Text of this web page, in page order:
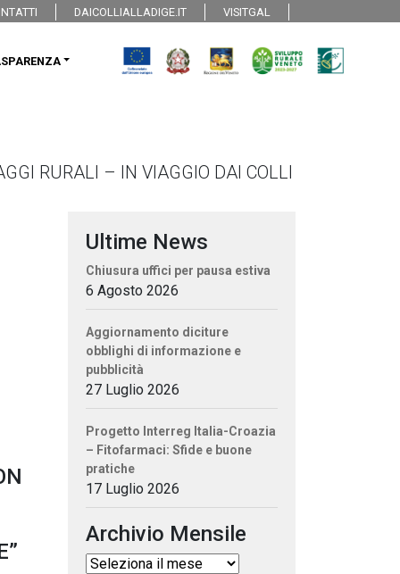
DAICOLLIALLADIGE.IT VISITGAL
RURALI – IN VIAGGIO DAI COLLI
Ultime News
Chiusura uffici per pausa estiva
6 Agosto 2026
Aggiornamento diciture
obblighi di informazione e
pubblicità
27 Luglio 2026
Progetto Interreg Italia-Croazia
– Fitofarmaci: Sfide e buone
pratiche
17 Luglio 2026
Archivio Mensile